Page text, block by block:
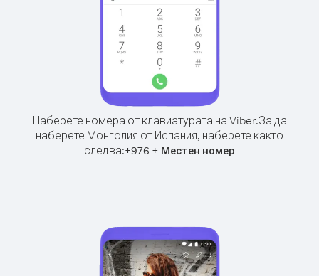
Наберете номера от клавиатурата на Viber.За да
наберете Монголия от Испания, наберете както
следва:+976 + Местен номер